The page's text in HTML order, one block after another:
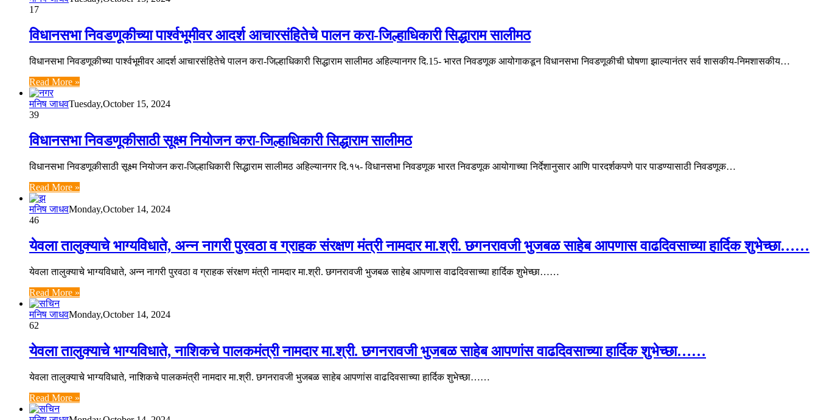
17
विधानसभा निवडणूकीच्या पार्श्वभूमीवर आदर्श आचारसंहितेचे पालन करा-जिल्हाधिकारी सिद्धाराम सालीमठ
विधानसभा निवडणूकीच्या पार्श्वभूमीवर आदर्श आचारसंहितेचे पालन करा-जिल्हाधिकारी सिद्धाराम सालीमठ अहिल्यानगर दि.15- भारत निवडणूक आयोगाकडून विधानसभा निवडणूकीची घोषणा झाल्यानंतर सर्व शासकीय-निमशासकीय…
Read More »
मनिष जाधवTuesday,October 15, 2024
39
विधानसभा निवडणूकीसाठी सूक्ष्म नियोजन करा-जिल्हाधिकारी सिद्धाराम सालीमठ
विधानसभा निवडणूकीसाठी सूक्ष्म नियोजन करा-जिल्हाधिकारी सिद्धाराम सालीमठ अहिल्यानगर दि.१५- विधानसभा निवडणूक भारत निवडणूक आयोगाच्या निर्देशानुसार आणि पारदर्शकपणे पार पाडण्यासाठी निवडणूक…
Read More »
मनिष जाधवMonday,October 14, 2024
46
येवला तालुक्याचे भाग्यविधाते, अन्न नागरी पुरवठा व ग्राहक संरक्षण मंत्री नामदार मा.श्री. छगनरावजी भुजबळ साहेब आपणास वाढदिवसाच्या हार्दिक शुभेच्छा……
येवला तालुक्याचे भाग्यविधाते, अन्न नागरी पुरवठा व ग्राहक संरक्षण मंत्री नामदार मा.श्री. छगनरावजी भुजबळ साहेब आपणास वाढदिवसाच्या हार्दिक शुभेच्छा……
Read More »
मनिष जाधवMonday,October 14, 2024
62
येवला तालुक्याचे भाग्यविधाते, नाशिकचे पालकमंत्री नामदार मा.श्री. छगनरावजी भुजबळ साहेब आपणांस वाढदिवसाच्या हार्दिक शुभेच्छा……
येवला तालुक्याचे भाग्यविधाते, नाशिकचे पालकमंत्री नामदार मा.श्री. छगनरावजी भुजबळ साहेब आपणांस वाढदिवसाच्या हार्दिक शुभेच्छा……
Read More »